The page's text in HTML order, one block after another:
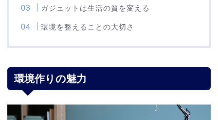
ガジェットは生活の質を変える
環境を整えることの大切さ
環境作りの魅力